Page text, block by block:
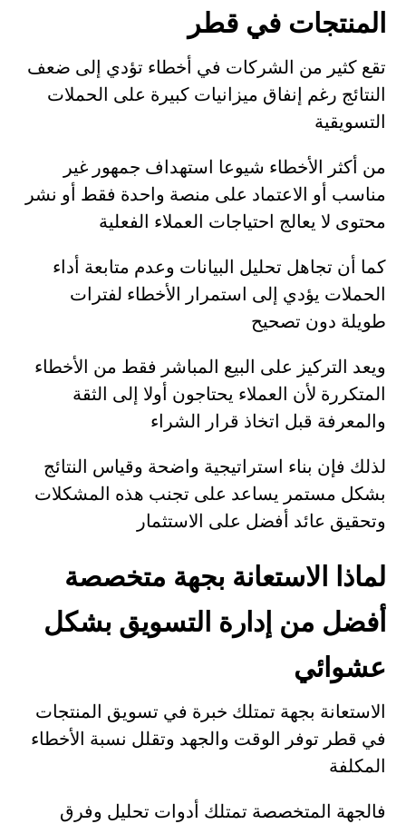
المنتجات في قطر
تقع كثير من الشركات في أخطاء تؤدي إلى ضعف
النتائج رغم إنفاق ميزانيات كبيرة على الحملات
التسويقية
من أكثر الأخطاء شيوعا استهداف جمهور غير
مناسب أو الاعتماد على منصة واحدة فقط أو نشر
محتوى لا يعالج احتياجات العملاء الفعلية
كما أن تجاهل تحليل البيانات وعدم متابعة أداء
الحملات يؤدي إلى استمرار الأخطاء لفترات
طويلة دون تصحيح
ويعد التركيز على البيع المباشر فقط من الأخطاء
المتكررة لأن العملاء يحتاجون أولا إلى الثقة
والمعرفة قبل اتخاذ قرار الشراء
لذلك فإن بناء استراتيجية واضحة وقياس النتائج
بشكل مستمر يساعد على تجنب هذه المشكلات
وتحقيق عائد أفضل على الاستثمار
لماذا الاستعانة بجهة متخصصة
أفضل من إدارة التسويق بشكل
عشوائي
الاستعانة بجهة تمتلك خبرة في تسويق المنتجات
في قطر توفر الوقت والجهد وتقلل نسبة الأخطاء
المكلفة
فالجهة المتخصصة تمتلك أدوات تحليل وفرق